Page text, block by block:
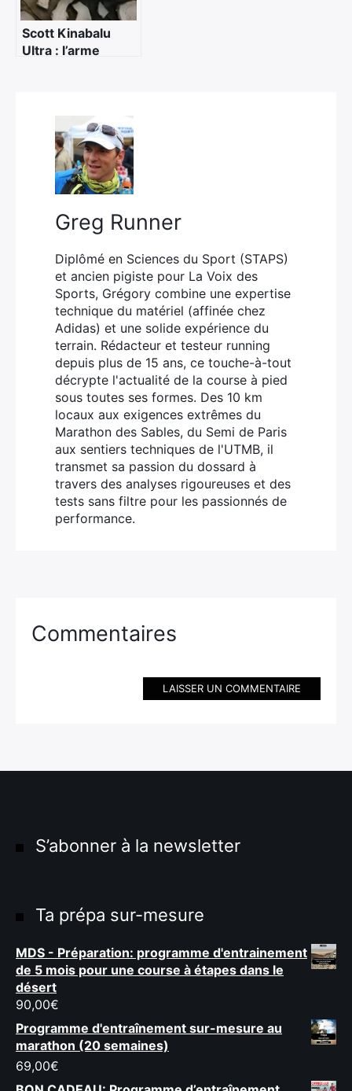
Scott Kinabalu
Ultra : l’arme
Greg Runner
Diplômé en Sciences du Sport (STAPS)
et ancien pigiste pour La Voix des
Sports, Grégory combine une expertise
technique du matériel (affinée chez
Adidas) et une solide expérience du
terrain. Rédacteur et testeur running
depuis plus de 15 ans, ce touche-à-tout
décrypte l'actualité de la course à pied
sous toutes ses formes. Des 10 km
locaux aux exigences extrêmes du
Marathon des Sables, du Semi de Paris
aux sentiers techniques de l'UTMB, il
transmet sa passion du dossard à
travers des analyses rigoureuses et des
tests sans filtre pour les passionnés de
performance.
Commentaires
LAISSER UN COMMENTAIRE
S’abonner à la newsletter
Ta prépa sur-mesure
MDS - Préparation: programme d'entrainement
de 5 mois pour une course à étapes dans le
désert
90,00€
Programme d'entraînement sur-mesure au
marathon (20 semaines)
69,00€